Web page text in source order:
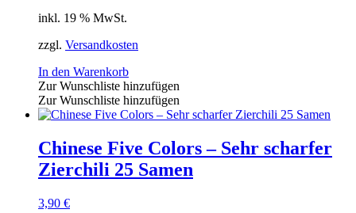
inkl. 19 % MwSt.
zzgl. Versandkosten
In den Warenkorb
Zur Wunschliste hinzufügen
Zur Wunschliste hinzufügen
Chinese Five Colors – Sehr scharfer
Zierchili 25 Samen
3,90 €